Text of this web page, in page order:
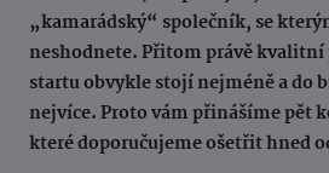
„kamarádský“ společník, se
neshodnete. Přitom právě
startu obvykle stojí nejméně a do
nejvíce. Proto vám přinášíme pět
které doporučujeme ošetřit hned